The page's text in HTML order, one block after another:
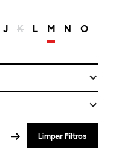
J K L M N O
Limpar Filtros